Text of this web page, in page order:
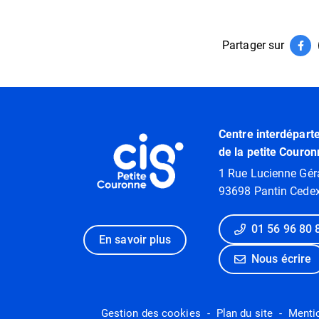
Partager sur
Informations utiles
En savoir plus
Centre
de la petite
1 Rue Lucienne
93698 Pantin
01 56 96 80
Nous écrire
Gestion des cookies Plan du site